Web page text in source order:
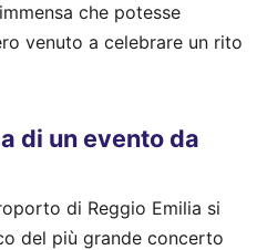
che potesse
venuto a celebrare un rito
di un evento da
di Reggio Emilia si
del più grande concerto